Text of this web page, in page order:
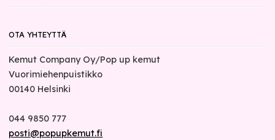
OTA YHTEYTTÄ
Kemut Company Oy/Pop up kemut
Vuorimiehenpuistikko
00140 Helsinki
044 9850 777
posti@popupkemut.fi